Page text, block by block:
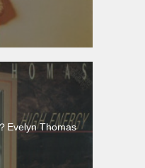
Evelyn Thomas